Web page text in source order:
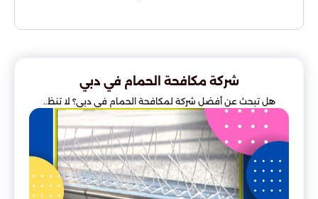
شركة مكافحة الحمام في دبي
هل تبحث عن أفضل شركة لمكافحة الحمام في دبي؟ لا تنظ..